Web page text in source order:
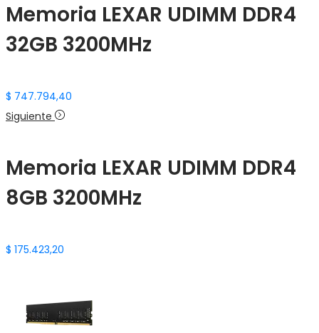
Memoria LEXAR UDIMM DDR4
32GB 3200MHz
$ 747.794,40
Siguiente
Memoria LEXAR UDIMM DDR4
8GB 3200MHz
$ 175.423,20